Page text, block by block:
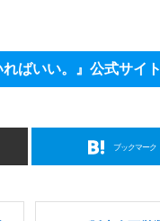
ばいい。』公式サイト
ブックマーク